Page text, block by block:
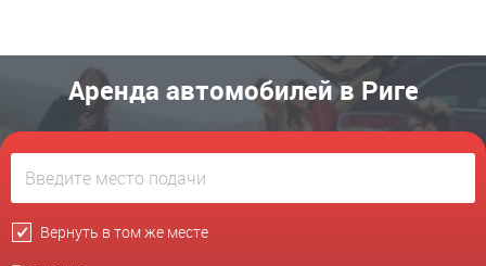
Аренда автомобилей в Риге
Вернуть в том же месте